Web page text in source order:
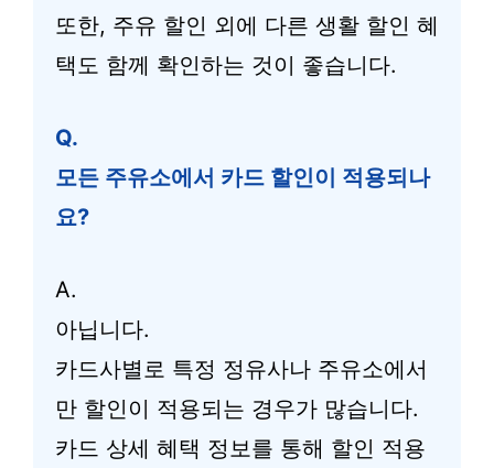
또한, 주유 할인 외에 다른 생활 할인 혜
택도 함께 확인하는 것이 좋습니다.
Q.
모든 주유소에서 카드 할인이 적용되나
요?
A.
아닙니다.
카드사별로 특정 정유사나 주유소에서
만 할인이 적용되는 경우가 많습니다.
카드 상세 혜택 정보를 통해 할인 적용